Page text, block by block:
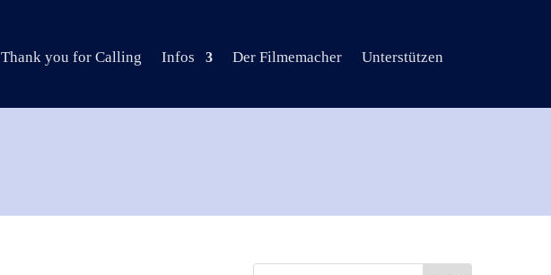
Thank you for Calling Infos Der Filmemacher Unterstützen